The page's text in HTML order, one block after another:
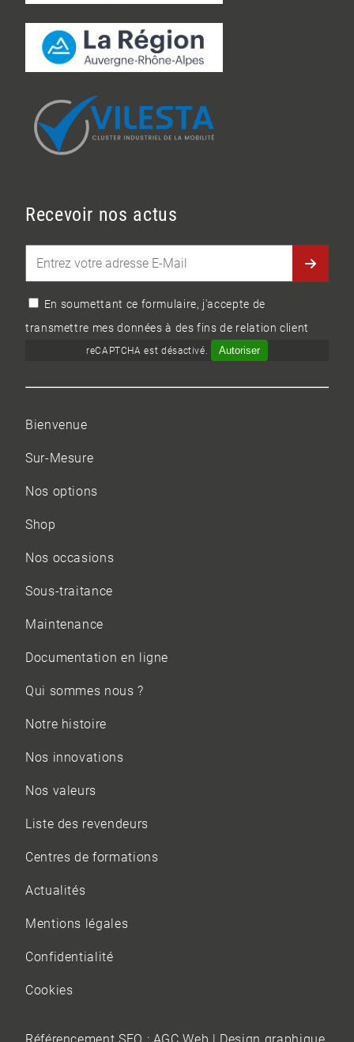
Recevoir nos actus
En soumettant ce formulaire, j'accepte de
transmettre mes données à des fins de relation client
reCAPTCHA est désactivé. Autoriser
Bienvenue
Sur-Mesure
Nos options
Shop
Nos occasions
Sous-traitance
Maintenance
Documentation en ligne
Qui sommes nous ?
Notre histoire
Nos innovations
Nos valeurs
Liste des revendeurs
Centres de formations
Actualités
Mentions légales
Confidentialité
Cookies